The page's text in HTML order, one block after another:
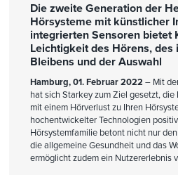
Die zweite Generation der
Hörsysteme mit künstlicher
integrierten Sensoren bietet
Leichtigkeit des Hörens, des
Bleibens und der Auswahl
Hamburg, 01. Februar 2022 – Mit
hat sich Starkey zum Ziel gesetzt,
mit einem Hörverlust zu Ihren
hochentwickelter Technologien
Hörsystemfamilie betont nicht nur
die allgemeine Gesundheit und das
ermöglicht zudem ein Nutzererlebnis